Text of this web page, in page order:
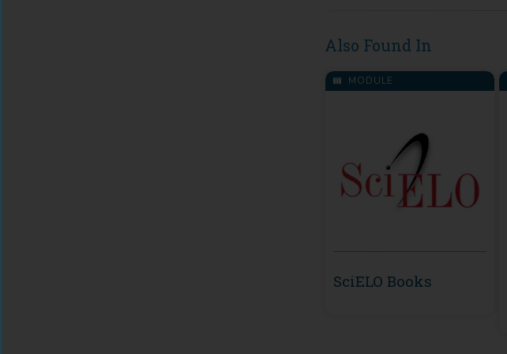
Also Found In
MODULE
SciELO Books